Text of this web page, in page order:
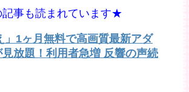
事も読まれています★
」1ヶ月無料で高画質最新アダ
放題！利用者急増 反響の声続